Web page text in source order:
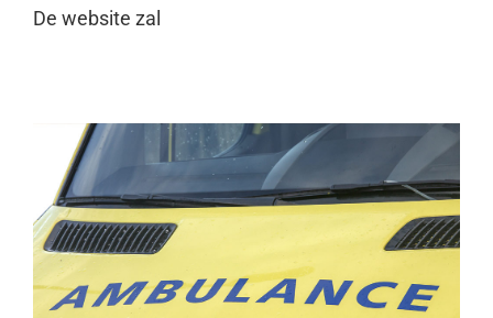
De website zal